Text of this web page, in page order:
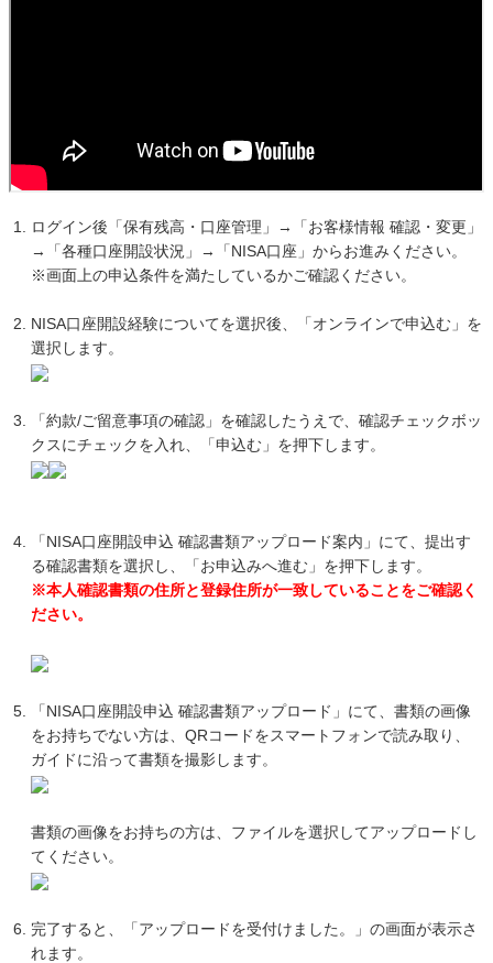
ログイン後「保有残高・口座管理」→「お客様情報 確認・変更」
→「各種口座開設状況」→「NISA口座」からお進みください。
※画面上の申込条件を満たしているかご確認ください。
NISA口座開設経験についてを選択後、「オンラインで申込む」を
選択します。
「約款/ご留意事項の確認」を確認したうえで、確認チェックボッ
クスにチェックを入れ、「申込む」を押下します。
「NISA口座開設申込 確認書類アップロード案内」にて、提出す
る確認書類を選択し、「お申込みへ進む」を押下します。
※本人確認書類の住所と登録住所が一致していることをご確認く
ださい。
「NISA口座開設申込 確認書類アップロード」にて、書類の画像
をお持ちでない方は、QRコードをスマートフォンで読み取り、
ガイドに沿って書類を撮影します。
書類の画像をお持ちの方は、ファイルを選択してアップロードし
てください。
完了すると、「アップロードを受付けました。」の画面が表示さ
れます。